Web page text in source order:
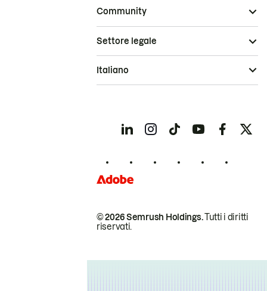
Community
© 2026 Semrush Holdings.Tutti i diritti
riservati.
Settore legale
Italiano